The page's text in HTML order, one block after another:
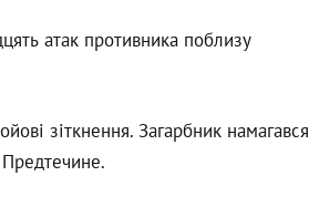
атак противника поблизу
зіткнення. Загарбник намагався